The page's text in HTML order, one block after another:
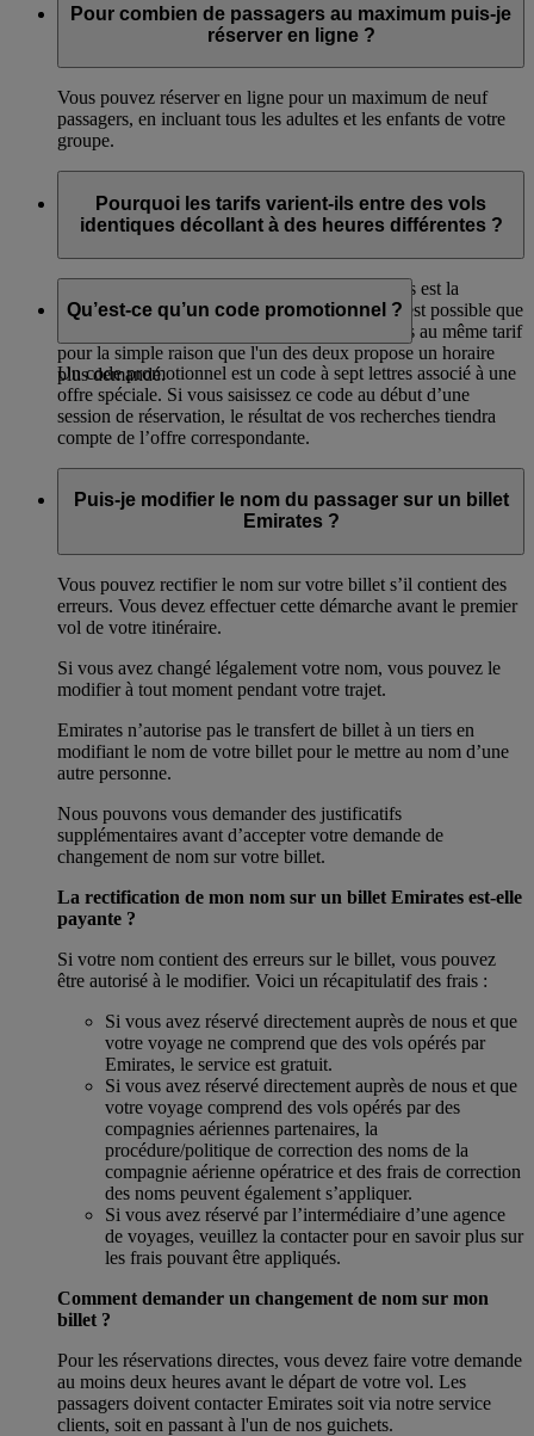
Pour combien de passagers au maximum puis-je
réserver en ligne ?
Vous pouvez réserver en ligne pour un maximum de neuf
passagers, en incluant tous les adultes et les enfants de votre
groupe.
Pourquoi les tarifs varient-ils entre des vols
identiques décollant à des heures différentes ?
L'un des facteurs influant sur le tarif de nos vols est la
demande de l'itinéraire et de l'horaire. Ainsi, il est possible que
deux vols reliant les mêmes points ne soient pas au même tarif
pour la simple raison que l'un des deux propose un horaire
plus demandé.
Qu’est-ce qu’un code promotionnel ?
Un code promotionnel est un code à sept lettres associé à une
offre spéciale. Si vous saisissez ce code au début d’une
session de réservation, le résultat de vos recherches tiendra
compte de l’offre correspondante.
Puis-je modifier le nom du passager sur un billet
Emirates ?
Vous pouvez rectifier le nom sur votre billet s’il contient des
erreurs. Vous devez effectuer cette démarche avant le premier
vol de votre itinéraire.
Si vous avez changé légalement votre nom, vous pouvez le
modifier à tout moment pendant votre trajet.
Emirates n’autorise pas le transfert de billet à un tiers en
modifiant le nom de votre billet pour le mettre au nom d’une
autre personne.
Nous pouvons vous demander des justificatifs
supplémentaires avant d’accepter votre demande de
changement de nom sur votre billet.
La rectification de mon nom sur un billet Emirates est-elle
payante ?
Si votre nom contient des erreurs sur le billet, vous pouvez
être autorisé à le modifier. Voici un récapitulatif des frais :
Si vous avez réservé directement auprès de nous et que
votre voyage ne comprend que des vols opérés par
Emirates, le service est gratuit.
Si vous avez réservé directement auprès de nous et que
votre voyage comprend des vols opérés par des
compagnies aériennes partenaires, la
procédure/politique de correction des noms de la
compagnie aérienne opératrice et des frais de correction
des noms peuvent également s’appliquer.
Si vous avez réservé par l’intermédiaire d’une agence
de voyages, veuillez la contacter pour en savoir plus sur
les frais pouvant être appliqués.
Comment demander un changement de nom sur mon
billet ?
Pour les réservations directes, vous devez faire votre demande
au moins deux heures avant le départ de votre vol. Les
passagers doivent contacter Emirates soit via notre service
clients, soit en passant à l'un de nos guichets.